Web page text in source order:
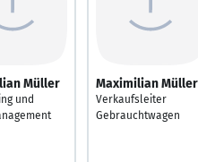
Müller
und
Maximilian Müller
Verkaufsleiter
Gebrauchtwagen